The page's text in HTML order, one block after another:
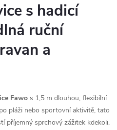
s hadicí
ruční
a
Fawo s 1,5 m dlouhou, flexibilní
pláži nebo sportovní aktivitě, tato
příjemný sprchový zážitek kdekoli.